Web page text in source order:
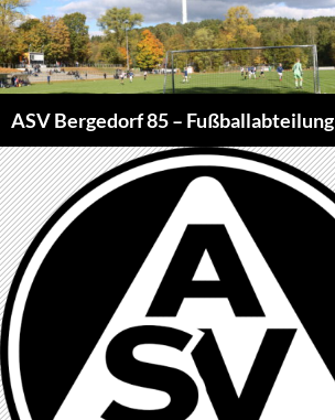
Zum
Inhalt
springen
ASV Bergedorf 85 – Fußballabteilung